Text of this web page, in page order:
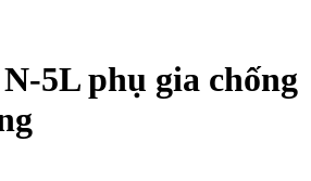
5L phụ gia chống